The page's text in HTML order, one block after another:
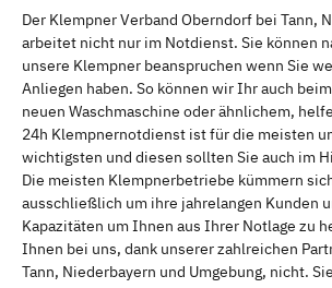
Der Klempner Verband Oberndorf bei Tann,
arbeitet nicht nur im Notdienst. Sie können
unsere Klempner beanspruchen wenn Sie
Anliegen haben. So können wir Ihr auch
neuen Waschmaschine oder ähnlichem,
24h Klempnernotdienst ist für die meisten
wichtigsten und diesen sollten Sie auch im
Die meisten Klempnerbetriebe kümmern
ausschließlich um ihre jahrelangen Kunden
Kapazitäten um Ihnen aus Ihrer Notlage zu
Ihnen bei uns, dank unserer zahlreichen
Tann, Niederbayern und Umgebung, nicht.